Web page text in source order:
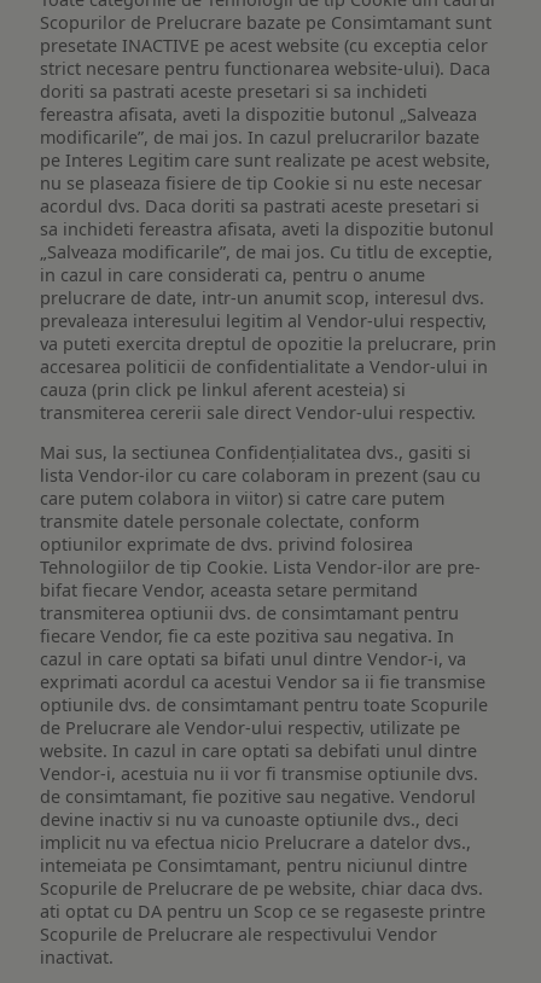
Scopurilor de Prelucrare bazate pe Consimtamant sunt
presetate INACTIVE pe acest website (cu exceptia celor
strict necesare pentru functionarea website-ului). Daca
doriti sa pastrati aceste presetari si sa inchideti
fereastra afisata, aveti la dispozitie butonul „Salveaza
modificarile”, de mai jos. In cazul prelucrarilor bazate
pe Interes Legitim care sunt realizate pe acest website,
nu se plaseaza fisiere de tip Cookie si nu este necesar
acordul dvs. Daca doriti sa pastrati aceste presetari si
sa inchideti fereastra afisata, aveti la dispozitie butonul
„Salveaza modificarile”, de mai jos. Cu titlu de exceptie,
in cazul in care considerati ca, pentru o anume
prelucrare de date, intr-un anumit scop, interesul dvs.
prevaleaza interesului legitim al Vendor-ului respectiv,
va puteti exercita dreptul de opozitie la prelucrare, prin
accesarea politicii de confidentialitate a Vendor-ului in
cauza (prin click pe linkul aferent acesteia) si
transmiterea cererii sale direct Vendor-ului respectiv.
Mai sus, la sectiunea Confidențialitatea dvs., gasiti si
lista Vendor-ilor cu care colaboram in prezent (sau cu
care putem colabora in viitor) si catre care putem
transmite datele personale colectate, conform
optiunilor exprimate de dvs. privind folosirea
Tehnologiilor de tip Cookie. Lista Vendor-ilor are pre-
bifat fiecare Vendor, aceasta setare permitand
transmiterea optiunii dvs. de consimtamant pentru
fiecare Vendor, fie ca este pozitiva sau negativa. In
cazul in care optati sa bifati unul dintre Vendor-i, va
exprimati acordul ca acestui Vendor sa ii fie transmise
optiunile dvs. de consimtamant pentru toate Scopurile
de Prelucrare ale Vendor-ului respectiv, utilizate pe
website. In cazul in care optati sa debifati unul dintre
Vendor-i, acestuia nu ii vor fi transmise optiunile dvs.
de consimtamant, fie pozitive sau negative. Vendorul
devine inactiv si nu va cunoaste optiunile dvs., deci
implicit nu va efectua nicio Prelucrare a datelor dvs.,
intemeiata pe Consimtamant, pentru niciunul dintre
Scopurile de Prelucrare de pe website, chiar daca dvs.
ati optat cu DA pentru un Scop ce se regaseste printre
Scopurile de Prelucrare ale respectivului Vendor
inactivat.